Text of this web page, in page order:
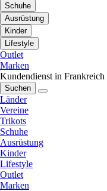
Schuhe
Ausrüstung
Kinder
Lifestyle
Outlet
Marken
Kundendienst in Frankreich
Suchen
Länder
Vereine
Trikots
Schuhe
Ausrüstung
Kinder
Lifestyle
Outlet
Marken